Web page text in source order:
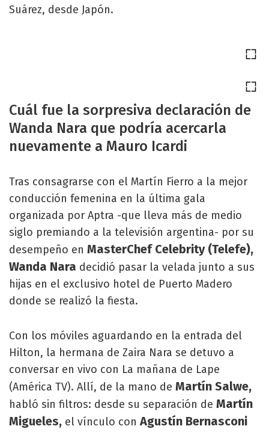
Suárez, desde Japón.
Cuál fue la sorpresiva declaración de
Wanda Nara que podría acercarla
nuevamente a Mauro Icardi
Tras consagrarse con el Martín Fierro a la mejor
conducción femenina en la última gala
organizada por Aptra -que lleva más de medio
siglo premiando a la televisión argentina- por su
desempeño en MasterChef Celebrity (Telefe),
Wanda Nara decidió pasar la velada junto a sus
hijas en el exclusivo hotel de Puerto Madero
donde se realizó la fiesta.
Con los móviles aguardando en la entrada del
Hilton, la hermana de Zaira Nara se detuvo a
conversar en vivo con La mañana de Lape
(América TV). Allí, de la mano de Martín Salwe,
habló sin filtros: desde su separación de Martín
Migueles, el vínculo conAgustín Bernasconi